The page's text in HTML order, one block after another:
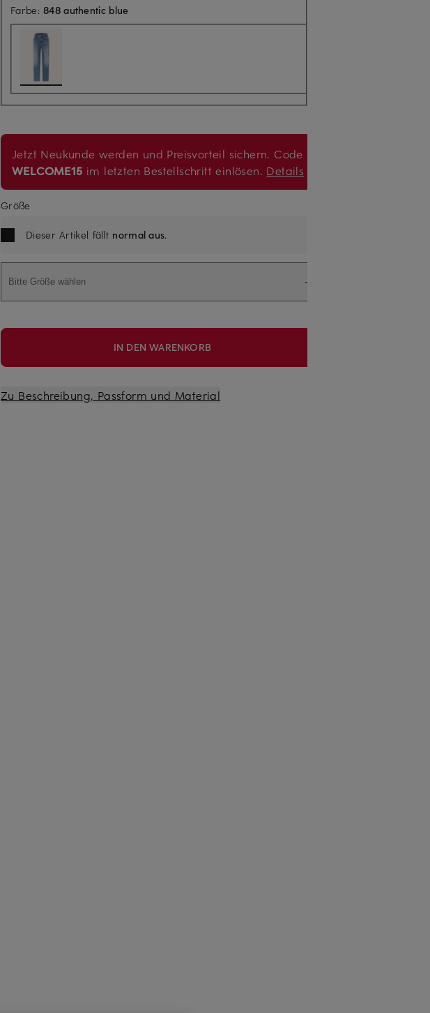
Farbe:848 authentic blue
Jetzt Neukunde werden und Preisvorteil sichern. Code
WELCOME15 im letzten Bestellschritt einlösen. Details
Größe
Dieser Artikel fällt normal aus.
Bitte Größe wählen
IN DEN WARENKORB
Zu Beschreibung, Passform und Material